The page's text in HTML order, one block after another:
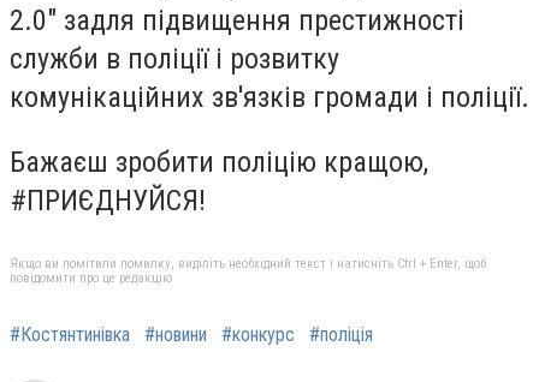
2.0"️‍ задля підвищення престижності
служби в поліції і розвитку
комунікаційних зв'язків громади і поліції.
Бажаєш зробити поліцію кращою,
#ПРИЄДНУЙСЯ!
Якщо ви помітили помилку, виділіть необхідний текст і натисніть Ctrl + Enter, щоб
повідомити про це редакцію
#Костянтинівка #новини #конкурс #поліція